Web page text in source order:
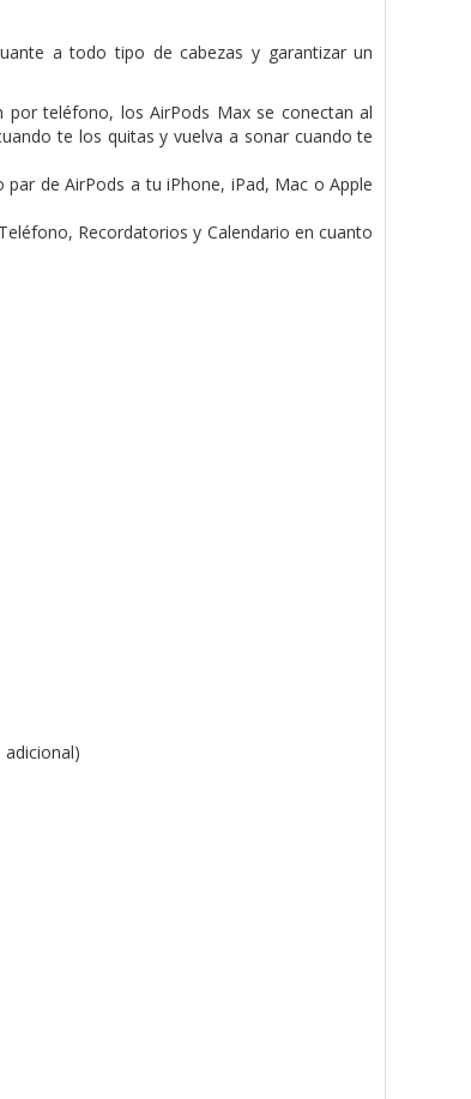
a todo tipo de cabezas y garantizar un
teléfono, los AirPods Max se conectan al
te los quitas y vuelva a sonar cuando te
de AirPods a tu iPhone, iPad, Mac o Apple
Recordatorios y Calendario en cuanto